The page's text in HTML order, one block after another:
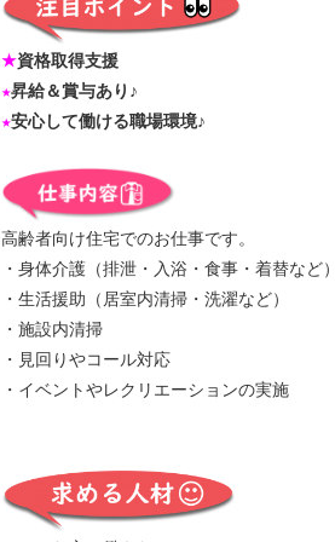
★資格取得支援
★昇給＆賞与あり♪
★安心して働ける職場環境♪
高齢者向け住宅でのお仕事です。
・身体介護（排泄・入浴・食事・着替など
・生活援助（居室内清掃・洗濯など）
・施設内清掃
・見回りやコール対応
・イベントやレクリエーションの実施